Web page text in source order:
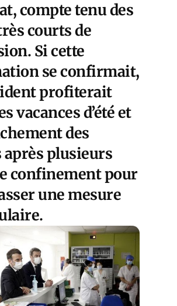
compte tenu des
courts de
Si cette
se confirmait,
profiterait
vacances d’été et
des
plusieurs
confinement pour
une mesure